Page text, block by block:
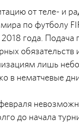
от теле- и
по футболу
года. Подача
лишь
в нематчевые
до начала